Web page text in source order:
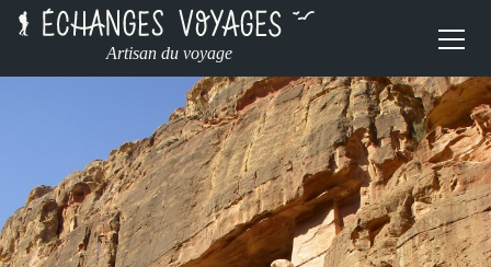
Artisan du voyage